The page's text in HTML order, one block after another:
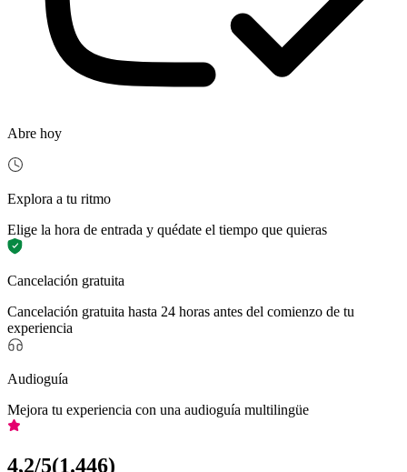
Abre hoy
Explora a tu ritmo
Elige la hora de entrada y quédate el tiempo que quieras
Cancelación gratuita
Cancelación gratuita hasta 24 horas antes del comienzo de tu
experiencia
Audioguía
Mejora tu experiencia con una audioguía multilingüe
4,2/5(1.446)